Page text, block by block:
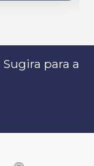
Sugira para a